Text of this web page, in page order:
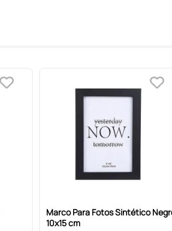
Marco Para Fotos Sintético
10x15 cm